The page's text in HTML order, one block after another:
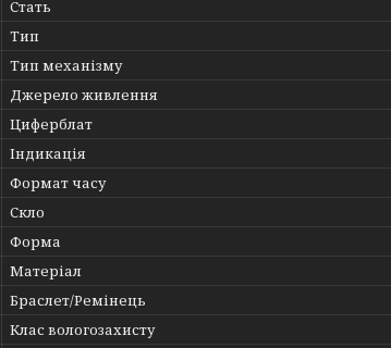
Стать
Тип
Тип механізму
Джерело живлення
Циферблат
Індикація
Формат часу
Скло
Форма
Матеріал
Браслет/Ремінець
Клас вологозахисту